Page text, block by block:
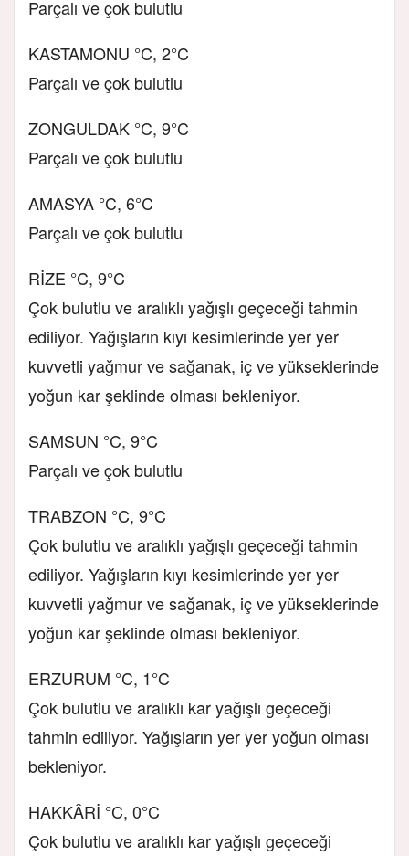
Parçalı ve çok bulutlu
KASTAMONU °C, 2°C
Parçalı ve çok bulutlu
ZONGULDAK °C, 9°C
Parçalı ve çok bulutlu
AMASYA °C, 6°C
Parçalı ve çok bulutlu
RİZE °C, 9°C
Çok bulutlu ve aralıklı yağışlı geçeceği tahmin
ediliyor. Yağışların kıyı kesimlerinde yer yer
kuvvetli yağmur ve sağanak, iç ve yükseklerinde
yoğun kar şeklinde olması bekleniyor.
SAMSUN °C, 9°C
Parçalı ve çok bulutlu
TRABZON °C, 9°C
Çok bulutlu ve aralıklı yağışlı geçeceği tahmin
ediliyor. Yağışların kıyı kesimlerinde yer yer
kuvvetli yağmur ve sağanak, iç ve yükseklerinde
yoğun kar şeklinde olması bekleniyor.
ERZURUM °C, 1°C
Çok bulutlu ve aralıklı kar yağışlı geçeceği
tahmin ediliyor. Yağışların yer yer yoğun olması
bekleniyor.
HAKKÂRİ °C, 0°C
Çok bulutlu ve aralıklı kar yağışlı geçeceği